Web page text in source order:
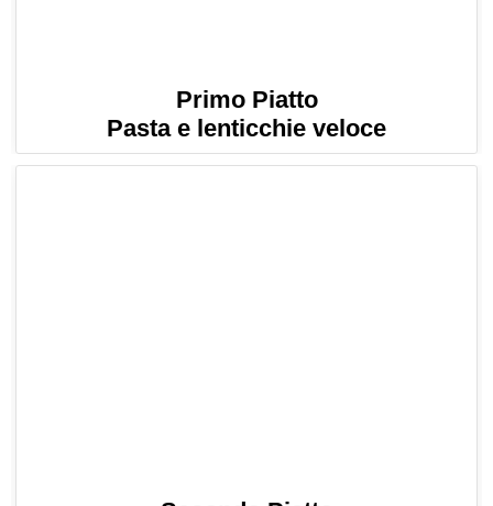
Primo Piatto
Pasta e lenticchie veloce